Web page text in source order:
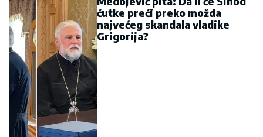
ćutke preći preko možda
najvećeg skandala vladike
Grigorija?